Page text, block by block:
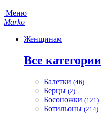
Меню
Marko
Женщинам
Все категории
Балетки (46)
Берцы (2)
Босоножки (121)
Ботильоны (214)